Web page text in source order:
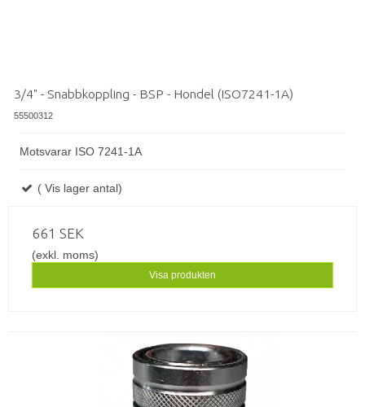
3/4" - Snabbkoppling - BSP - Hondel (ISO7241-1A)
55500312
Motsvarar ISO 7241-1A
( Vis lager antal)
661 SEK
(exkl. moms)
Visa produkten